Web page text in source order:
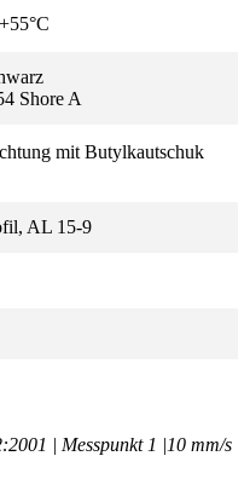
Shore A
mit Butylkautschuk
AL 15-9
| Messpunkt 1 |10 mm/s